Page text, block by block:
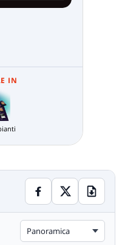
IN
Panoramica